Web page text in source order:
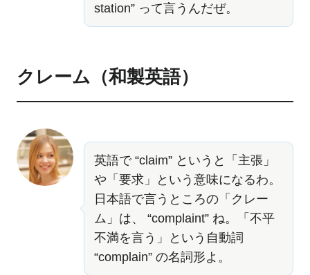
station” って言うんだぜ。
クレーム（和製英語）
英語で “claim” というと「主張」
や「要求」という意味になるわ。
日本語で言うところの「クレー
ム」は、 “complaint” ね。「不平
不満を言う」という自動詞
“complain” の名詞形よ。